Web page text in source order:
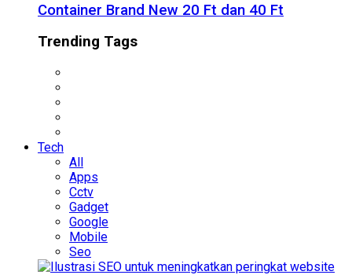
Container Brand New 20 Ft dan 40 Ft
Trending Tags
Tech
All
Apps
Cctv
Gadget
Google
Mobile
Seo